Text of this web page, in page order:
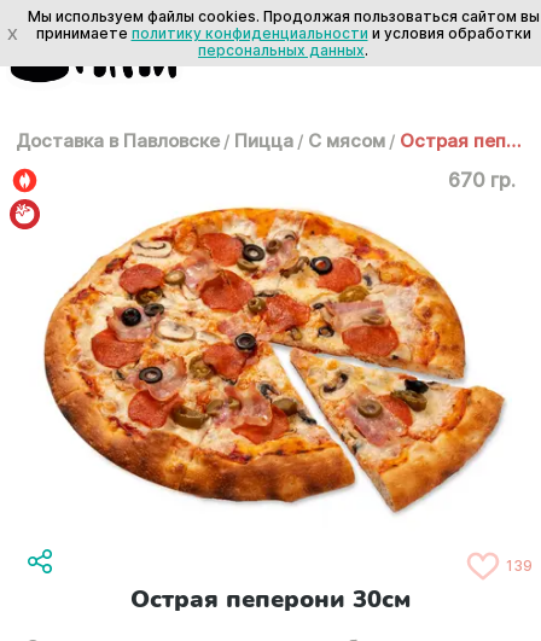
Доставка в Павловске / Пицца / С мясом / Острая пеперони 30см
670 гр.
139
Острая пеперони 30см
X
Мы используем файлы cookies. Продолжая пользоваться сайтом вы
принимаете политику конфиденциальности и условия обработки
персональных данных.